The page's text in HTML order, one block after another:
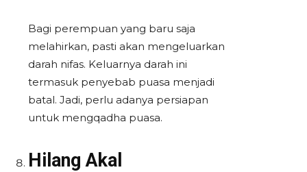
Bagi perempuan yang baru saja
melahirkan, pasti akan mengeluarkan
darah nifas. Keluarnya darah ini
termasuk penyebab puasa menjadi
batal. Jadi, perlu adanya persiapan
untuk mengqadha puasa.
Hilang Akal